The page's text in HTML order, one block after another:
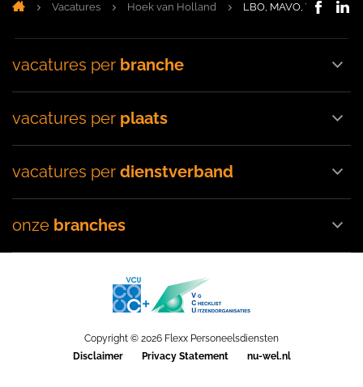
Vacatures Hoek van Holland LBO, MAVO, VMBO
vacatures per branche
vacatures per plaats
vacatures per dienstverband
onze branches
Copyright © 2026 Flexx Personeelsdiensten
Disclaimer
Privacy Statement nu-wel.nl